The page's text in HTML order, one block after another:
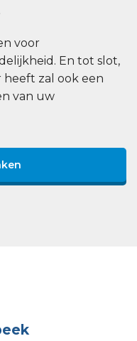
voor
En tot slot,
zal ook een
van uw